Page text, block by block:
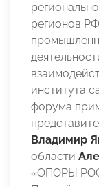
регионов
института
форума
Владимир
области
«ОПОРЫ